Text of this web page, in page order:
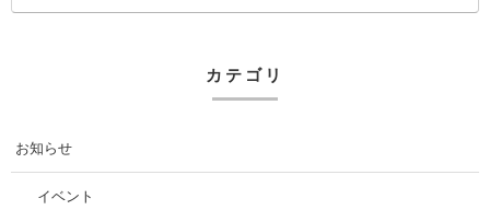
カテゴリ
お知らせ
イベント